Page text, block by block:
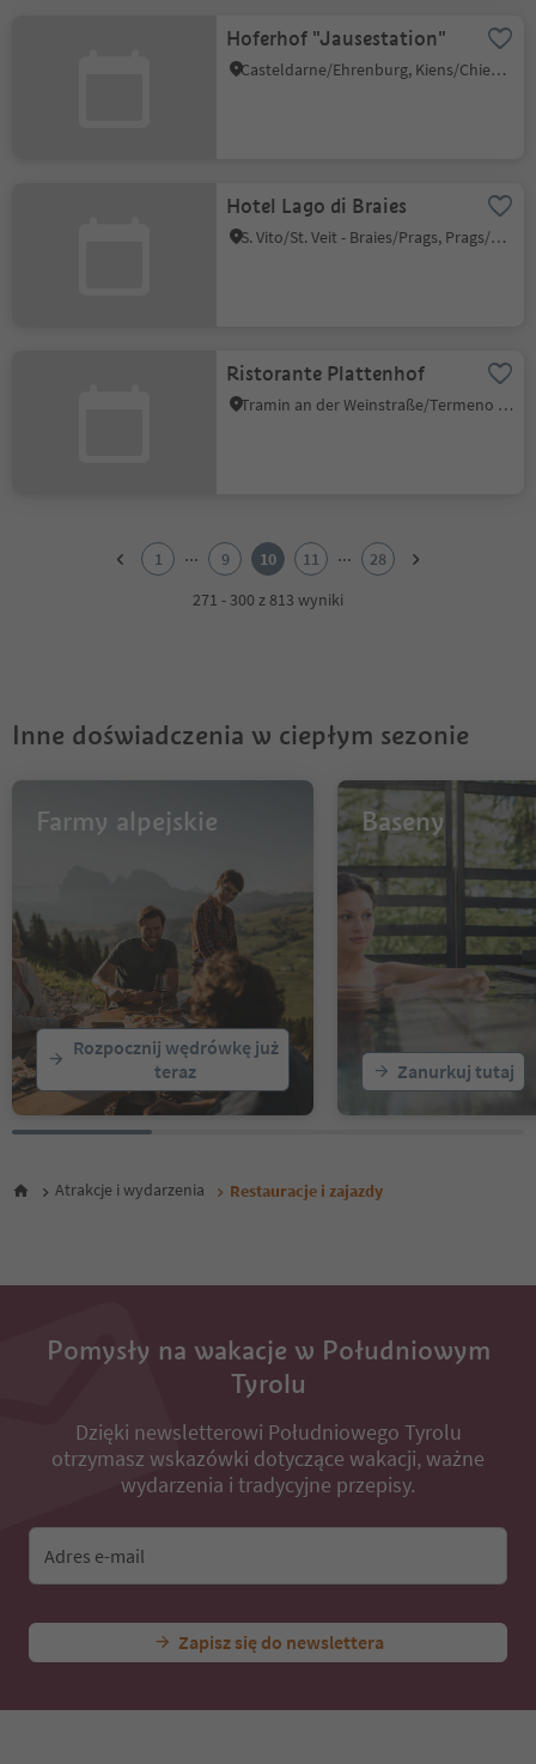
Hoferhof "Jausestation"
Casteldarne/Ehrenburg, Kiens/Chienes, Dolomites Region Kronplatz/Plan de Corones
Hotel Lago di Braies
S. Vito/St. Veit - Braies/Prags, Prags/Braies, Dolomites Region 3 Zinnen
Ristorante Plattenhof
Tramin an der Weinstraße/Termeno sulla Strada del Vino, Alto Adige Wine Road
10
12
17
18
19
21
22
23
24
25
26
1 ... 9 10 11 ...
28
271 - 300 z 813 wyniki
Inne doświadczenia w ciepłym sezonie
Farmy alpejskie
Rozpocznij wędrówkę już
teraz
Baseny
Zanurkuj tutaj
Atrakcje i wydarzenia Restauracje i zajazdy
Pomysły na wakacje w Południowym
Tyrolu
Dzięki newsletterowi Południowego Tyrolu
otrzymasz wskazówki dotyczące wakacji, ważne
wydarzenia i tradycyjne przepisy.
Adres e-mail
Zapisz się do newslettera